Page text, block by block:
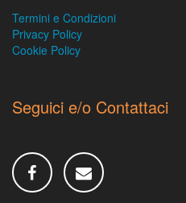
Termini e Condizioni
Privacy Policy
Cookie Policy
Seguici e/o Contattaci